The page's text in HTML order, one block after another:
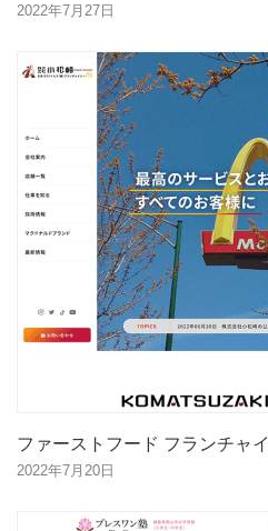
2022年7月27日
ファーストフード フランチャ
2022年7月20日